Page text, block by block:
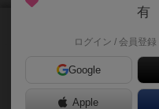
不思議な発明品を
有
ログイン / 会員登録
Google
Apple